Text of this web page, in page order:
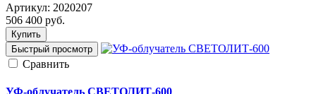
Артикул: 2020207
506 400 руб.
Купить
Быстрый просмотр
Cравнить
УФ-облучатель СВЕТОЛИТ-600